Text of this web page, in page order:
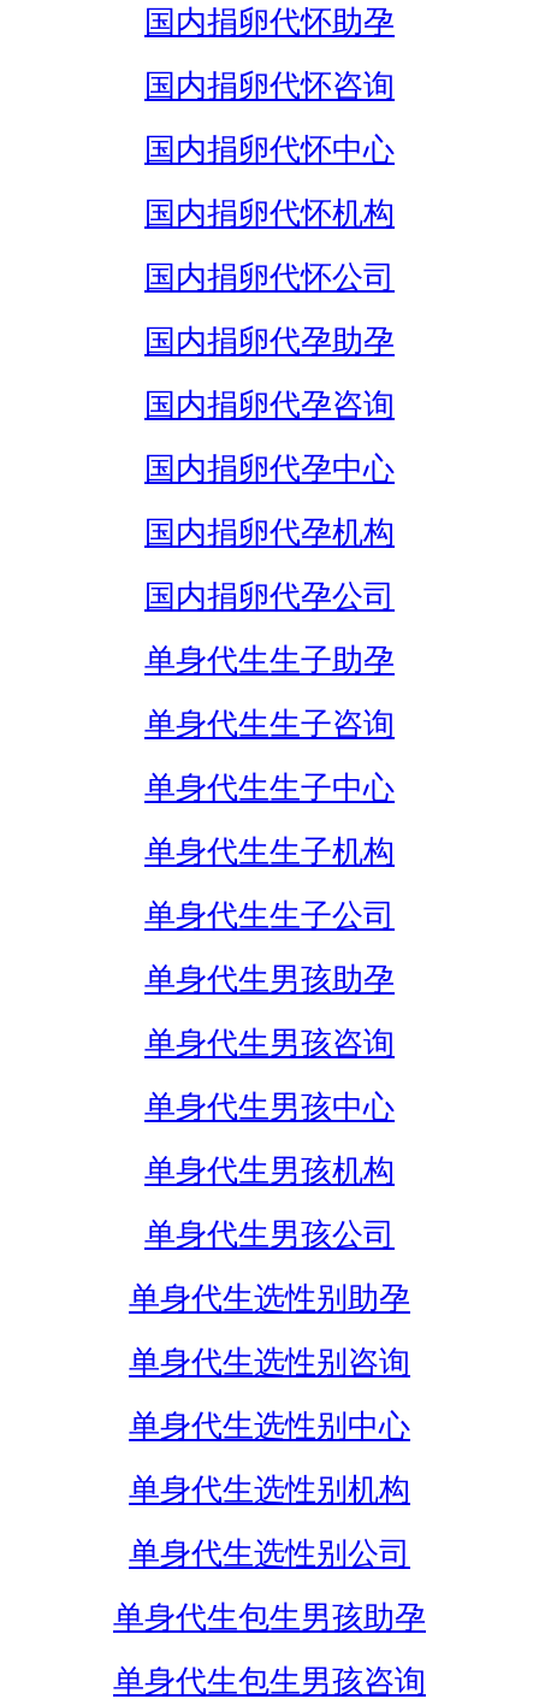
国内捐卵代怀助孕
国内捐卵代怀咨询
国内捐卵代怀中心
国内捐卵代怀机构
国内捐卵代怀公司
国内捐卵代孕助孕
国内捐卵代孕咨询
国内捐卵代孕中心
国内捐卵代孕机构
国内捐卵代孕公司
单身代生生子助孕
单身代生生子咨询
单身代生生子中心
单身代生生子机构
单身代生生子公司
单身代生男孩助孕
单身代生男孩咨询
单身代生男孩中心
单身代生男孩机构
单身代生男孩公司
单身代生选性别助孕
单身代生选性别咨询
单身代生选性别中心
单身代生选性别机构
单身代生选性别公司
单身代生包生男孩助孕
单身代生包生男孩咨询